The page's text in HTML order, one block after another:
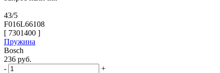
43/5
F016L66108
[ 7301400 ]
Пружина
Bosch
236 руб.
-
+